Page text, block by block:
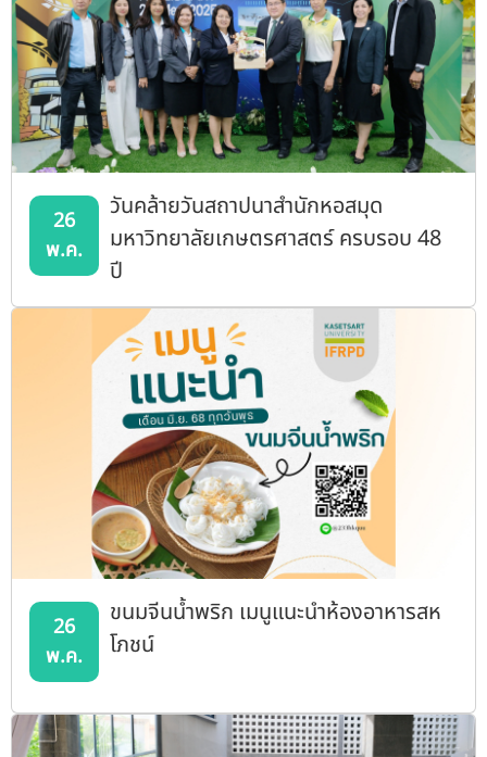
26
พ.ค.
วันคล้ายวันสถาปนาสำนักหอสมุด
มหาวิทยาลัยเกษตรศาสตร์ ครบรอบ 48
ปี
26
พ.ค.
ขนมจีนน้ำพริก เมนูแนะนำห้องอาหารสห
โภชน์